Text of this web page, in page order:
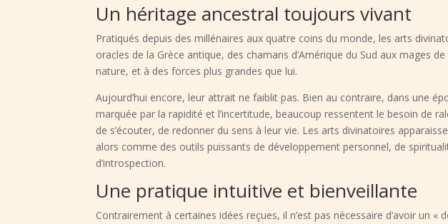
Un héritage ancestral toujours vivant
Pratiqués depuis des millénaires aux quatre coins du monde, les arts
oracles de la Grèce antique, des chamans d’Amérique du Sud aux mages
nature, et à des forces plus grandes que lui.
Aujourd’hui encore, leur attrait ne faiblit pas. Bien au contraire, dans une
marquée par la rapidité et l’incertitude, beaucoup ressentent le besoin de
de s’écouter, de redonner du sens à leur vie. Les arts divinatoires
alors comme des outils puissants de développement personnel, de
d’introspection.
Une pratique intuitive et bienveillante
Contrairement à certaines idées reçues, il n’est pas nécessaire d’avoir un «